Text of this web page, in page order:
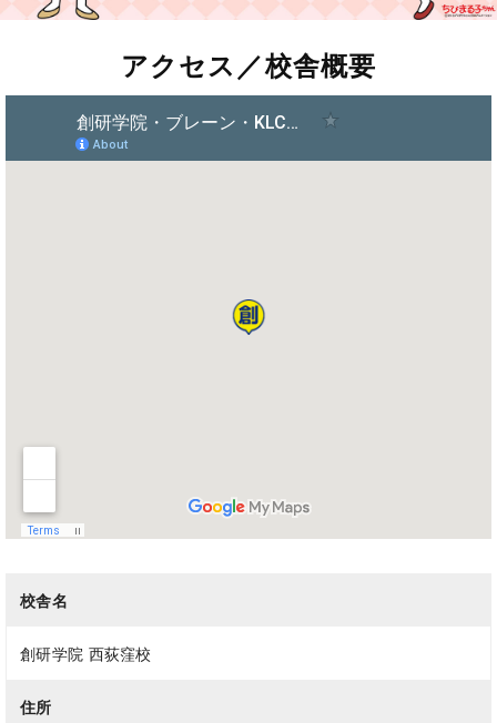
アクセス／校舎概要
校舎名
創研学院 西荻窪校
住所